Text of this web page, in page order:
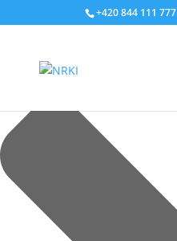
+420 844 111 777